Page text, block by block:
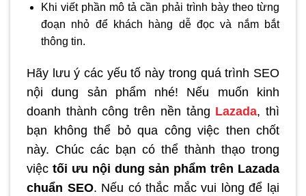
Khi viết phần mô tả cần phải trình bày theo từng
đoạn nhỏ để khách hàng dễ đọc và nắm bắt
thông tin.
Hãy lưu ý các yếu tố này trong quá trình SEO
nội dung sản phẩm nhé! Nếu muốn kinh
doanh thành công trên nền tảng Lazada, thì
bạn không thể bỏ qua công việc then chốt
này. Chúc các bạn có thể thành thạo trong
việc tối ưu nội dung sản phẩm trên Lazada
chuẩn SEO. Nếu có thắc mắc vui lòng để lại